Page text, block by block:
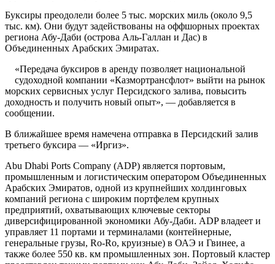
Буксиры преодолели более 5 тыс. морских миль (около 9,5
тыс. км). Они будут задействованы на оффшорных проектах
региона Абу-Даби (острова Аль-Галлан и Дас) в
Объединенных Арабских Эмиратах.
«Передача буксиров в аренду позволяет национальной
судоходной компании «Казмортрансфлот» выйти на рынок
морских сервисных услуг Персидского залива, повысить
доходность и получить новый опыт», — добавляется в
сообщении.
В ближайшее время намечена отправка в Персидский залив
третьего буксира — «Иргиз».
Abu Dhabi Ports Company (ADP) является портовым,
промышленным и логистическим оператором Объединенных
Арабских Эмиратов, одной из крупнейших холдинговых
компаний региона с широким портфелем крупных
предприятий, охватывающих ключевые секторы
диверсифицированной экономики Абу-Даби. ADP владеет и
управляет 11 портами и терминалами (контейнерные,
генеральные грузы, Ro-Ro, круизные) в ОАЭ и Гвинее, а
также более 550 кв. км промышленных зон. Портовый кластер